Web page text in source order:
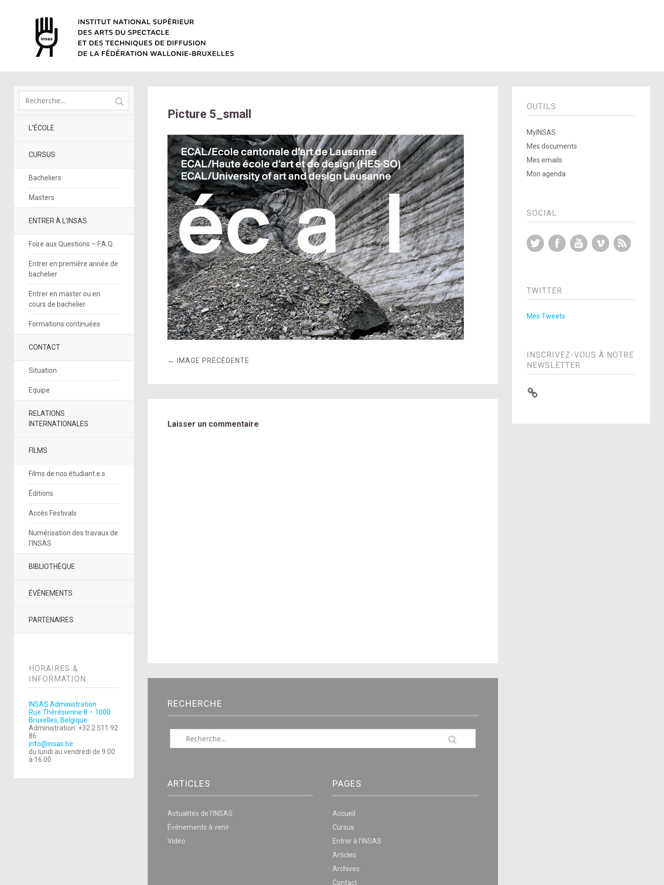
L’ÉCOLE
CURSUS
Bacheliers
Masters
ENTRER À L’INSAS
Foire aux Questions – F.A.Q.
Entrer en première année de
bachelier
Entrer en master ou en
cours de bachelier
Formations continuées
CONTACT
Situation
Equipe
RELATIONS
INTERNATIONALES
FILMS
Films de nos étudiant.e.s
Éditions
Accès Festivals
Numérisation des travaux de
l’INSAS
BIBLIOTHÈQUE
ÉVÉNEMENTS
PARTENAIRES
HORAIRES &
INFORMATION
INSAS Administration
Rue Thérésienne 8 – 1000
Bruxelles, Belgique
Administration: +32 2 511 92
86
info@insas.be
du lundi au vendredi de 9:00
à 16:00
Picture 5_small
← IMAGE PRÉCÉDENTE
Laisser un commentaire
RECHERCHE
ARTICLES
Actualités de l’INSAS
Événements à venir
Vidéo
PAGES
Accueil
Cursus
Entrer à l’INSAS
Articles
Archives
Contact
OUTILS
MyINSAS
Mes documents
Mes emails
Mon agenda
SOCIAL
Twitter FacebookYouTubeVimeo
TWITTER
Mes Tweets
INSCRIVEZ-VOUS À NOTRE
NEWSLETTER